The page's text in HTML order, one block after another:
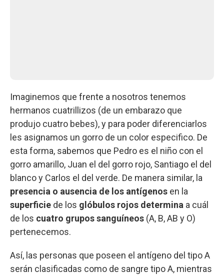
Imaginemos que frente a nosotros tenemos
hermanos cuatrillizos (de un embarazo que
produjo cuatro bebes), y para poder diferenciarlos
les asignamos un gorro de un color especifico. De
esta forma, sabemos que Pedro es el niño con el
gorro amarillo, Juan el del gorro rojo, Santiago el del
blanco y Carlos el del verde. De manera similar, la
presencia o ausencia de los antígenos en la
superficie de los glóbulos rojos determina a cuál
de los cuatro grupos sanguíneos (A, B, AB y O)
pertenecemos.
Así, las personas que poseen el antígeno del tipo A
serán clasificadas como de sangre tipo A, mientras